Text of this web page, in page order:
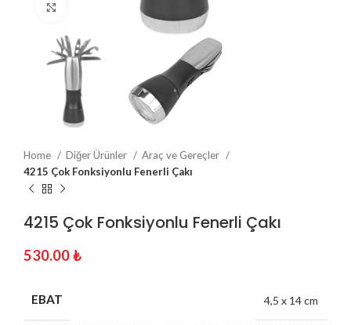
Click to enlarge
Home Diğer Ürünler
Araç ve Gereçler
4215 Çok Fonksiyonlu Fenerli Çakı
4215 Çok Fonksiyonlu Fenerli Çakı
530.00₺
EBAT 4,5 x 14 cm